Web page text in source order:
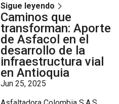
Sigue leyendo
Caminos que
transforman: Aporte
de Asfacol en el
desarrollo de la
infraestructura vial
en Antioquia
Jun 25, 2025